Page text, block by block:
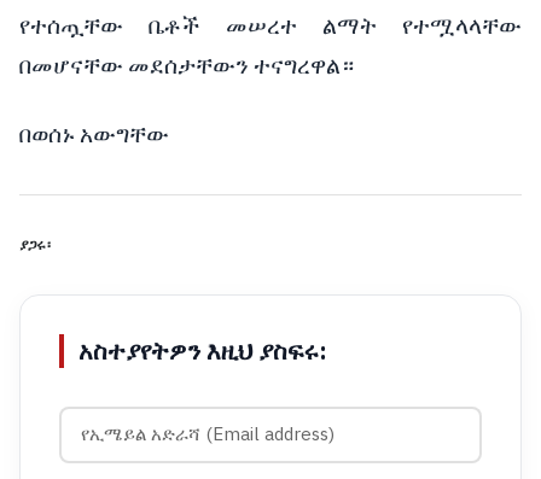
የተሰጧቸው
ቤቶች መሠረተ ልማት
የተሟላላቸው
በመሆናቸው መደሰታቸውን ተናግረዋል።
በወሰኑ አውግቸው
ያጋሩ፡
አስተያየትዎን እዚህ ያስፍሩ: